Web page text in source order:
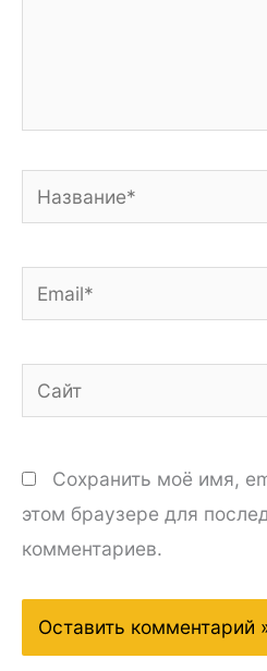
Название*
Email*
Сайт
Сохранить моё имя,
этом браузере для
комментариев.